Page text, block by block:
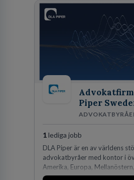
Piper
1lediga jobb
DLA Piper är en av världens
advokatbyråer med kontor i
Amerika, Europa,
och Oceanien. Vi är